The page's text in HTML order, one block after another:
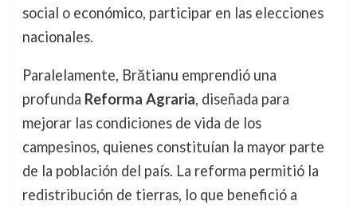
social o económico, participar en las elecciones
nacionales.
Paralelamente, Brătianu emprendió una
profunda Reforma Agraria, diseñada para
mejorar las condiciones de vida de los
campesinos, quienes constituían la mayor parte
de la población del país. La reforma permitió la
redistribución de tierras, lo que benefició a